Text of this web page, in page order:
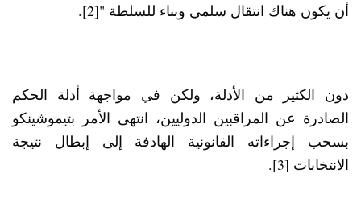
أن يكون هناك انتقال سلمي وبناء للسلطة "[2].
دون الكثير من الأدلة، ولكن في مواجهة أدلة الحكم
الصادرة عن المراقبين الدوليين، انتهى الأمر بتيموشينكو
بسحب إجراءاته القانونية الهادفة إلى إبطال نتيجة
الانتخابات [3].